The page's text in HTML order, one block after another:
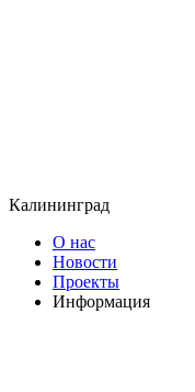
Калининград
О нас
Новости
Проекты
Информация